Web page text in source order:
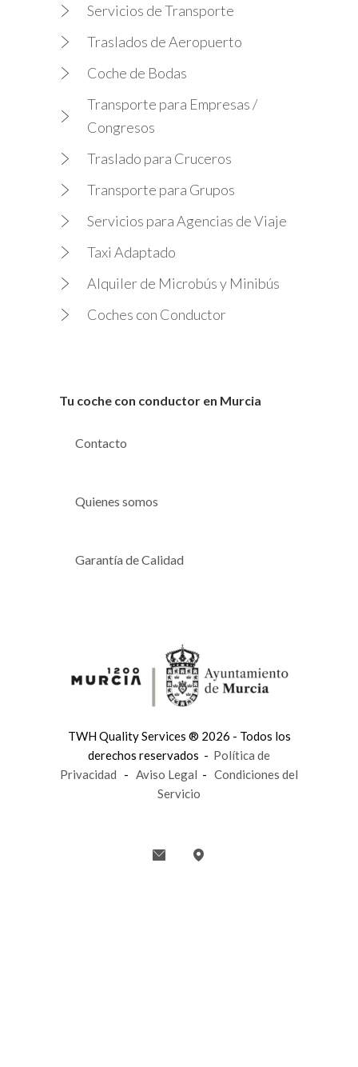
Servicios de Transporte
Traslados de Aeropuerto
Coche de Bodas
Transporte para Empresas /
Congresos
Traslado para Cruceros
Transporte para Grupos
Servicios para Agencias de Viaje
Taxi Adaptado
Alquiler de Microbús y Minibús
Coches con Conductor
Tu coche con conductor en Murcia
Contacto
Quienes somos
Garantía de Calidad
TWH Quality Services ® 2026 - Todos los
derechos reservados - Política de
Privacidad - Aviso Legal - Condiciones del
Servicio